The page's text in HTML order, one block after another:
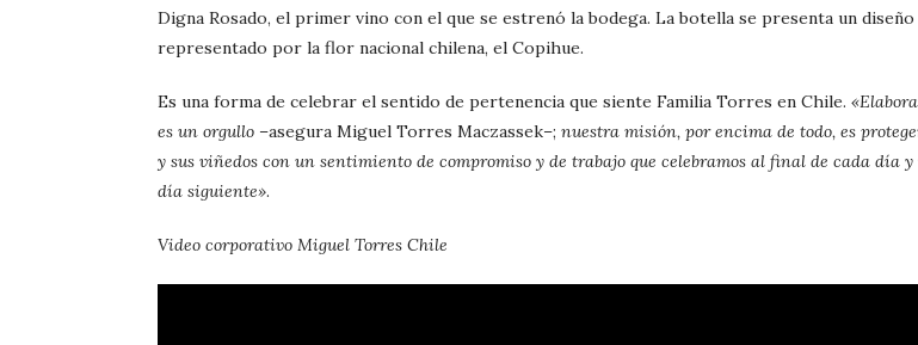
Digna Rosado, el primer vino con el que se estrenó la bodega. La botella se presenta un diseño
representado por la flor nacional chilena, el Copihue.
Es una forma de celebrar el sentido de pertenencia que siente Familia Torres en Chile.
es un orgullo –asegura Miguel Torres Maczassek–; nuestra misión, por encima de todo, es
y sus viñedos con un sentimiento de compromiso y de trabajo que celebramos al final de cada día y
día siguiente».
Video corporativo Miguel Torres Chile